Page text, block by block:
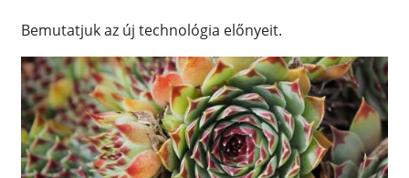
Bemutatjuk az új technológia előnyeit.